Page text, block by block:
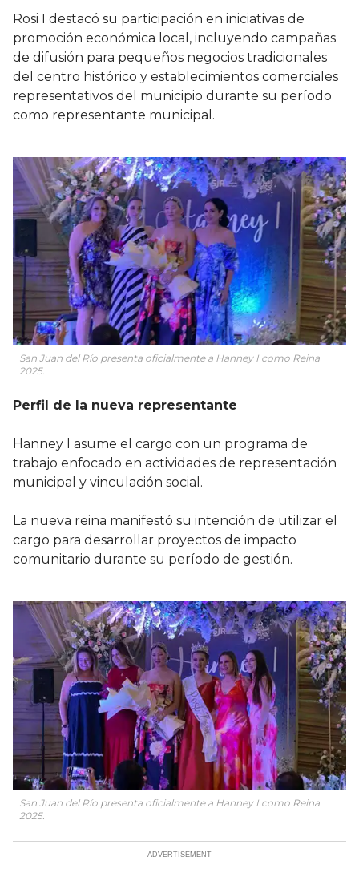
Rosi I destacó su participación en iniciativas de
promoción económica local, incluyendo campañas
de difusión para pequeños negocios tradicionales
del centro histórico y establecimientos comerciales
representativos del municipio durante su período
como representante municipal.
San Juan del Río presenta oficialmente a Hanney I como Reina
2025.
Perfil de la nueva representante
Hanney I asume el cargo con un programa de
trabajo enfocado en actividades de representación
municipal y vinculación social.
La nueva reina manifestó su intención de utilizar el
cargo para desarrollar proyectos de impacto
comunitario durante su período de gestión.
San Juan del Río presenta oficialmente a Hanney I como Reina
2025.